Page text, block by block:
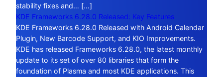
stability fixes and… […]
KDE Frameworks 6.28.0 Released: Key Features
KDE Frameworks 6.28.0 Released with Android Calendar
Plugin, New Barcode Support, and KIO Improvements.
KDE has released Frameworks 6.28.0, the latest monthly
update to its set of over 80 libraries that form the
foundation of Plasma and most KDE applications. This